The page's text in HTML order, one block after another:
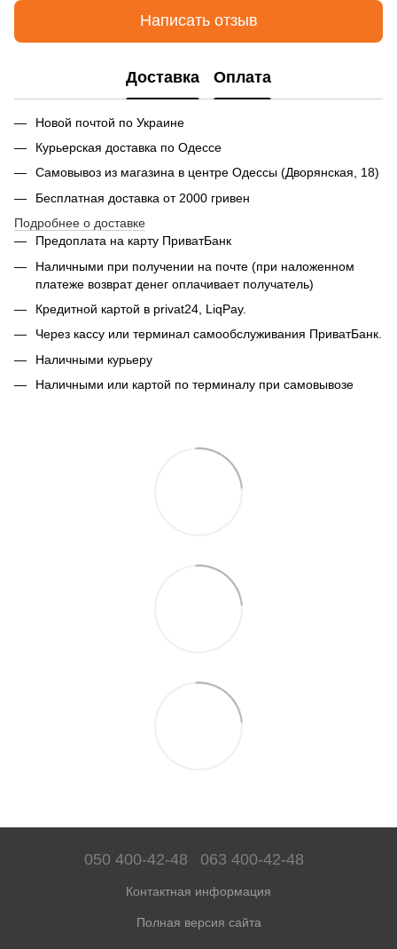
Написать отзыв
Доставка Оплата
Новой почтой по Украине
Курьерская доставка по Одессе
Самовывоз из магазина в центре Одессы (Дворянская, 18)
Бесплатная доставка от 2000 гривен
Подробнее о доставке
Предоплата на карту ПриватБанк
Наличными при получении на почте (при наложенном
платеже возврат денег оплачивает получатель)
Кредитной картой в privat24, LiqPay.
Через кассу или терминал самообслуживания ПриватБанк.
Наличными курьеру
Наличными или картой по терминалу при самовывозе
050 400-42-48 063 400-42-48
Контактная информация
Полная версия сайта